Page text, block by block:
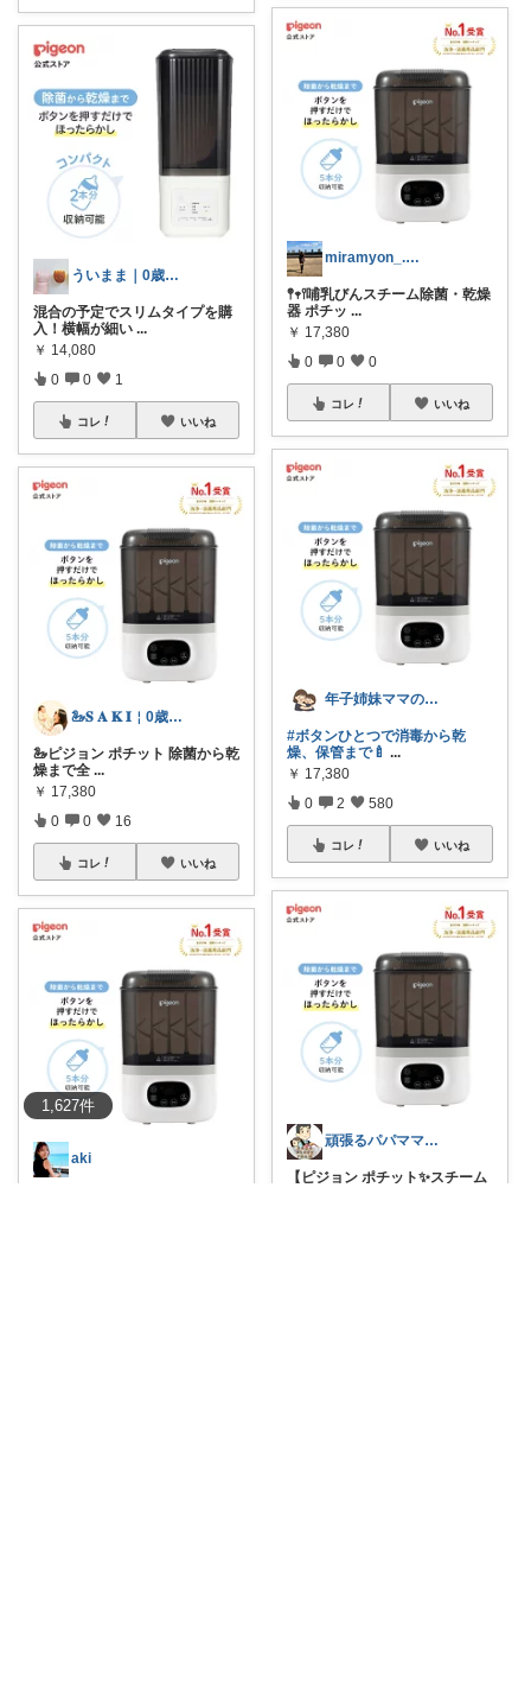
1,627件
ういまま｜0歳児との快適な暮らし
混合の予定でスリムタイプを購
入！横幅が細い ...
￥ 14,080
0 0 1
コレ いいね
🦢𝐒 𝐀 𝐊 𝐈￤0歳児ママ
🦢ピジョン ポチット 除菌から乾
燥まで全 ...
￥ 17,380
0 0 16
コレ いいね
aki
miramyon_.👶🏻5m
𖤣𖥧𖥣哺乳びんスチーム除菌・乾燥
器 ポチッ ...
￥ 17,380
0 0 0
コレ いいね
年子姉妹ママのトシコ｜２歳&３歳
#ボタンひとつで消毒から乾
燥、保管まで🍼 ...
￥ 17,380
0 2 580
コレ いいね
頑張るパパママ応援隊@育児・子供用品紹介
【ピジョン ポチット✨スチーム